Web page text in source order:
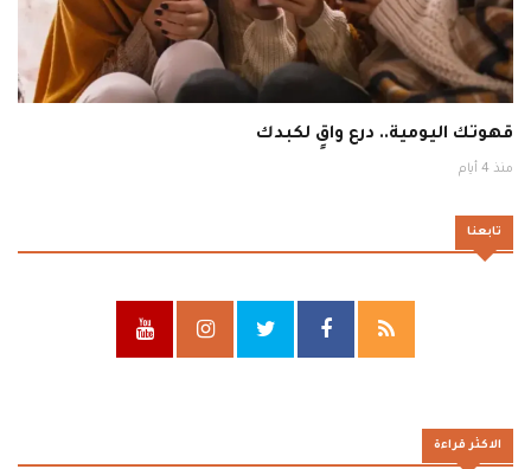
قهوتك اليومية.. درع واقٍ لكبدك
منذ 4 أيام
تابعنا
الاكثر قراءة